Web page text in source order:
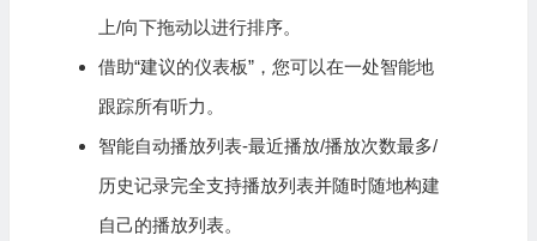
上/向下拖动以进行排序。
借助“建议的仪表板”，您可以在一处智能地
跟踪所有听力。
智能自动播放列表-最近播放/播放次数最多/
历史记录完全支持播放列表并随时随地构建
自己的播放列表。